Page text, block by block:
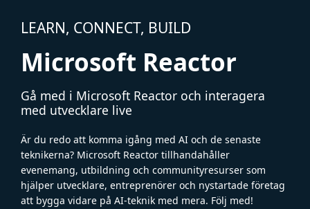
LEARN, CONNECT, BUILD
Microsoft Reactor
Gå med i Microsoft Reactor och interagera
med utvecklare live
Är du redo att komma igång med AI och de senaste
teknikerna? Microsoft Reactor tillhandahåller
evenemang, utbildning och communityresurser som
hjälper utvecklare, entreprenörer och nystartade företag
att bygga vidare på AI-teknik med mera. Följ med!